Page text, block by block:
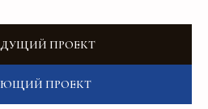
ПРОЕКТ
ПРОЕКТ